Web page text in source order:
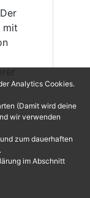
mit
Analytics Cookies.
(Damit wird deine
wir verwenden
zum dauerhaften
im Abschnitt